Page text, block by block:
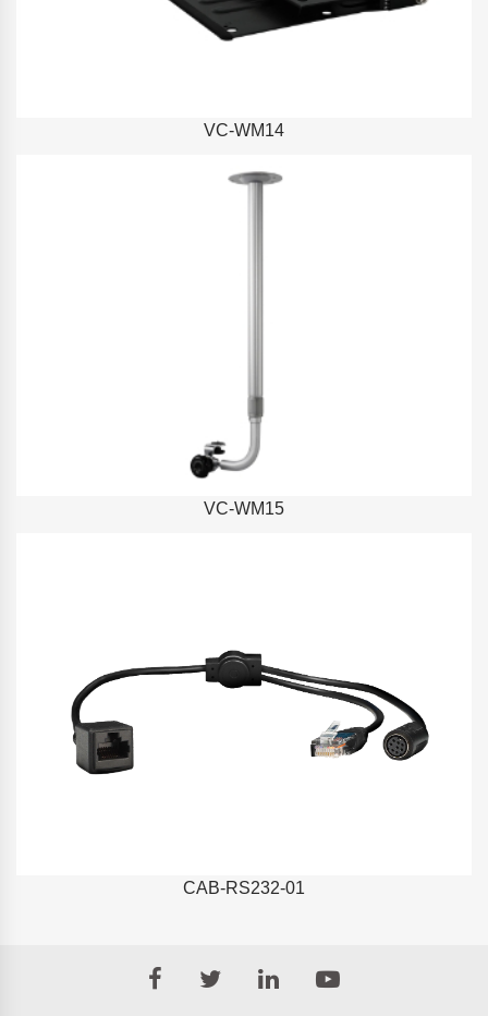
VC-WM14
VC-WM15
CAB-RS232-01